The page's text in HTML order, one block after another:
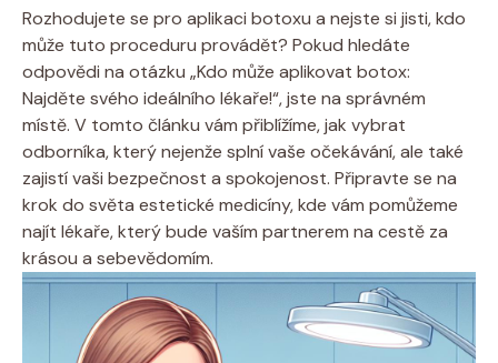
Rozhodujete se pro aplikaci botoxu a nejste si jisti, kdo
může tuto proceduru provádět? Pokud hledáte
odpovědi na otázku „Kdo může aplikovat botox:
Najděte svého ideálního lékaře!“, jste na správném
místě. V tomto článku vám přiblížíme, jak vybrat
odborníka, který nejenže splní vaše očekávání, ale také
zajistí vaši bezpečnost a spokojenost. Připravte se na
krok do světa estetické medicíny, kde vám pomůžeme
najít lékaře, který bude vaším partnerem na cestě za
krásou a sebevědomím.